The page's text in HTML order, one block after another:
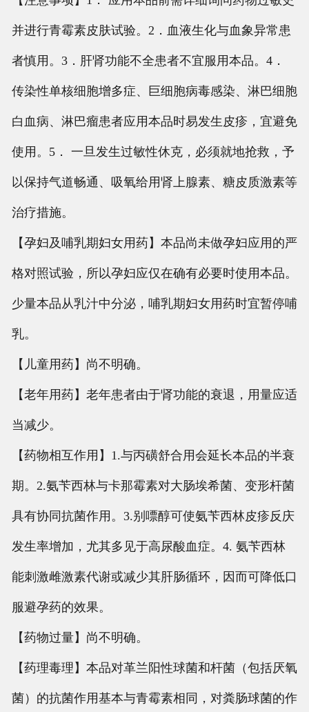
并进行青霉素皮肤试验。2．血液生化与血象异常患
者慎用。3．肝肾功能不全患者不宜服用本品。4．
传染性单核细胞增多症、巨细胞病毒感染、淋巴细胞
白血病、淋巴瘤患者应用本品时易发生皮疹，宜避免
使用。5． 一旦发生过敏性休克，必须就地抢救，予
以保持气道畅通、吸氧给用肾上腺素、糖皮质激素等
治疗措施。
【孕妇及哺乳期妇女用药】本品尚未做孕妇应用的严
格对照试验，所以孕妇应仅在确有必要时使用本品。
少量本品从乳汁中分泌，哺乳期妇女用药时宜暂停哺
乳。
【儿童用药】尚不明确。
【老年用药】老年患者由于肾功能的衰退，用量应适
当减少。
【药物相互作用】1.与丙磺舒合用会延长本品的半衰
期。2.氨苄西林与卡那霉素对大肠埃希菌、变形杆菌
具有协同抗菌作用。3.别嘌醇可使氨苄西林皮疹反庆
发生率增加，尤其多见于高尿酸血症。4. 氨苄西林
能刺激雌激素代谢或减少其肝肠循环，因而可降低口
服避孕药的效果。
【药物过量】尚不明确。
【药理毒理】本品对革兰阳性球菌和杆菌（包括厌氧
菌）的抗菌作用基本与青霉素相同，对粪肠球菌的作